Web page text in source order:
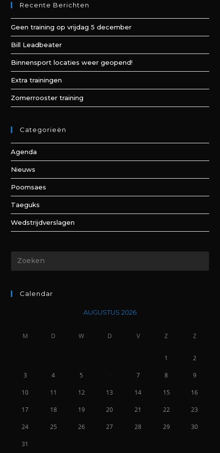
Recente Berichten
Geen training op vrijdag 5 december
Bill Leadbeater
Binnensport locaties weer geopend!
Extra trainingen
Zomerrooster training
Categorieën
Agenda
Nieuws
Poomsaes
Taeguks
Wedstrijdverslagen
Calendar
AUGUSTUS 2026
M D W D V Z Z
1 2
3 4 5 7 8 9
10 11 12 13 14 15 16
17 18 19 20 21 22 23
24 25 26 27 28 29 30
31